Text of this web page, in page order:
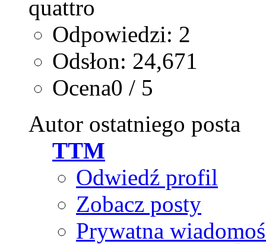
Odpowiedzi: 2
Odsłon: 24,671
Ocena0 / 5
Autor ostatniego posta
TTM
Odwiedź profil
Zobacz posty
Prywatna